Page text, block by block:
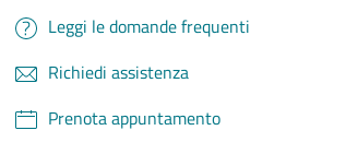
Leggi le domande frequenti
Richiedi assistenza
Prenota appuntamento